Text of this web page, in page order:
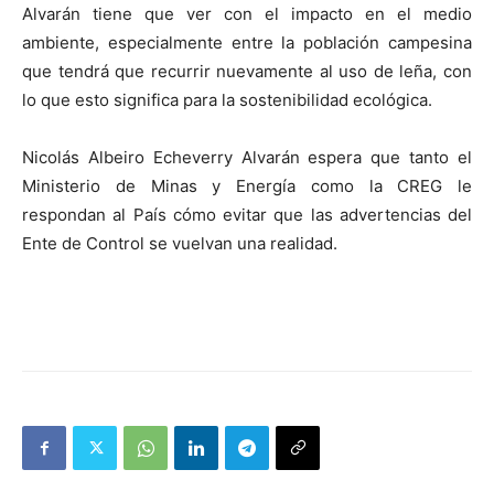
Alvarán tiene que ver con el impacto en el medio
ambiente, especialmente entre la población campesina
que tendrá que recurrir nuevamente al uso de leña, con
lo que esto significa para la sostenibilidad ecológica.
Nicolás Albeiro Echeverry Alvarán espera que tanto el
Ministerio de Minas y Energía como la CREG le
respondan al País cómo evitar que las advertencias del
Ente de Control se vuelvan una realidad.